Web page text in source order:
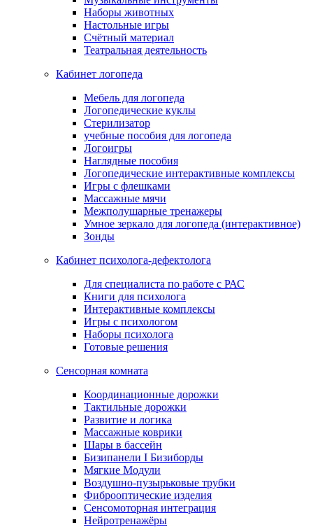
Наборы животных
Настольные игры
Счётный материал
Театральная деятельность
Кабинет логопеда
Мебель для логопеда
Логопедические куклы
Стерилизатор
учебные пособия для логопеда
Логоигры
Наглядные пособия
Логопедические интерактивные комплексы
Игры с флешками
Массажные мячи
Межполушарные тренажеры
Умное зеркало для логопеда (интерактивное)
Зонды
Кабинет психолога-дефектолога
Для специалиста по работе с РАС
Книги для психолога
Интерактивные комплексы
Игры с психологом
Наборы психолога
Готовые решения
Сенсорная комната
Координационные дорожки
Тактильные дорожки
Развитие и логика
Массажные коврики
Шары в бассейн
Бизипанели I Бизиборды
Мягкие Модули
Воздушно-пузырьковые трубки
Фиброоптические изделия
Сенсомоторная интеграция
Нейротренажёры